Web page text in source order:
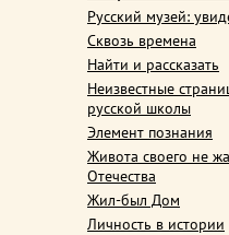
Русский музей:
Сквозь времена
Найти и рассказать
Неизвестные
русской школы
Элемент познания
Живота своего не
Отечества
Жил-был Дом
Личность в истории